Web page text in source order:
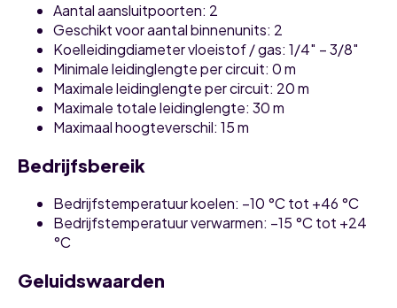
Aantal aansluitpoorten: 2
Geschikt voor aantal binnenunits: 2
Koelleidingdiameter vloeistof / gas: 1/4″ – 3/8″
Minimale leidinglengte per circuit: 0 m
Maximale leidinglengte per circuit: 20 m
Maximale totale leidinglengte: 30 m
Maximaal hoogteverschil: 15 m
Bedrijfsbereik
Bedrijfstemperatuur koelen: −10 °C tot +46 °C
Bedrijfstemperatuur verwarmen: −15 °C tot +24
°C
Geluidswaarden